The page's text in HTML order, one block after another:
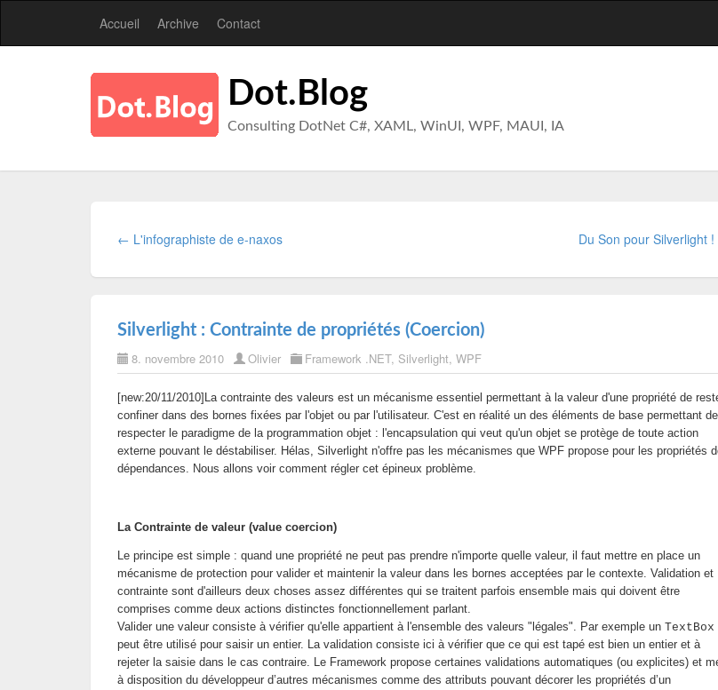
Accueil Archive Contact
Dot.Blog
Consulting DotNet C#, XAML, WinUI, WPF, MAUI, IA
← L'infographiste de e-naxos Du Son pour Silverlight
Silverlight : Contrainte de propriétés (Coercion)
8. novembre 2010 Olivier Framework .NET, Silverlight, WPF
[new:20/11/2010]La contrainte des valeurs est un mécanisme essentiel permettant à la valeur d'une propriété de
confiner dans des bornes fixées par l'objet ou par l'utilisateur. C'est en réalité un des éléments de base permettant de
respecter le paradigme de la programmation objet : l'encapsulation qui veut qu'un objet se protège de toute action
externe pouvant le déstabiliser. Hélas, Silverlight n'offre pas les mécanismes que WPF propose pour les propriétés
dépendances. Nous allons voir comment régler cet épineux problème.
La Contrainte de valeur (value coercion)
Le principe est simple : quand une propriété ne peut pas prendre n'importe quelle valeur, il faut mettre en place un
mécanisme de protection pour valider et maintenir la valeur dans les bornes acceptées par le contexte. Validation et
contrainte sont d'ailleurs deux choses assez différentes qui se traitent parfois ensemble mais qui doivent être
comprises comme deux actions distinctes fonctionnellement parlant.
Valider une valeur consiste à vérifier qu'elle appartient à l'ensemble des valeurs "légales". Par exemple un TextBox
peut être utilisé pour saisir un entier. La validation consiste ici à vérifier que ce qui est tapé est bien un entier et à
rejeter la saisie dans le cas contraire. Le Framework propose certaines validations automatiques (ou explicites) et
à disposition du développeur d’autres mécanismes comme des attributs pouvant décorer les propriétés d’un